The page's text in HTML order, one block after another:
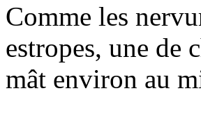
Comme les
estropes, une de
mât environ au